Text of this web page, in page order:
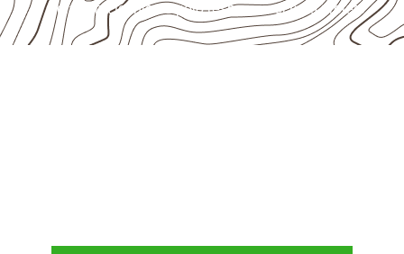
pela ficha técnica e pelo responsável pelo projeto.